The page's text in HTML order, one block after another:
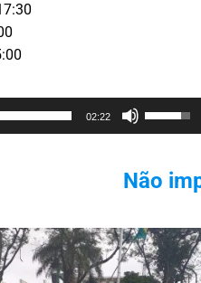
02:22
as
cima/
ou
diminuir
Não